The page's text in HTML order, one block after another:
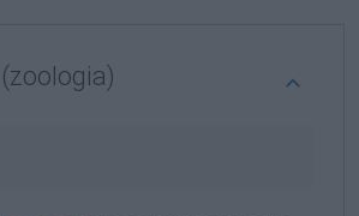
(zoologia)